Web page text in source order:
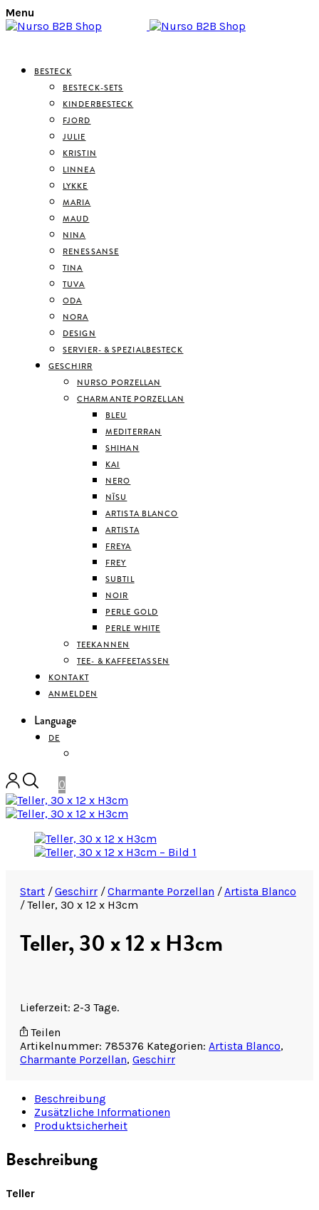
Menu
BESTECK
BESTECK-SETS
KINDERBESTECK
FJORD
JULIE
KRISTIN
LINNEA
LYKKE
MARIA
MAUD
NINA
RENESSANSE
TINA
TUVA
ODA
NORA
DESIGN
SERVIER- & SPEZIALBESTECK
GESCHIRR
NURSO PORZELLAN
CHARMANTE PORZELLAN
BLEU
MEDITERRAN
SHIHAN
KAI
NERO
NĪSU
ARTISTA BLANCO
ARTISTA
FREYA
FREY
SUBTIL
NOIR
PERLE GOLD
PERLE WHITE
TEEKANNEN
TEE- & KAFFEETASSEN
KONTAKT
ANMELDEN
Language
DE
0
Start / Geschirr / Charmante Porzellan / Artista Blanco
/Teller, 30 x 12 x H3cm
Teller, 30 x 12 x H3cm
Lieferzeit: 2-3 Tage.
Teilen
Artikelnummer: 785376 Kategorien: Artista Blanco,
Charmante Porzellan, Geschirr
Beschreibung
Zusätzliche Informationen
Produktsicherheit
Beschreibung
Teller